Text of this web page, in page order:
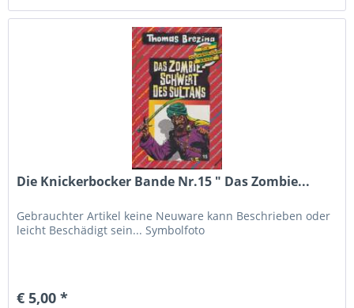
Die Knickerbocker Bande Nr.15 " Das Zombie...
Gebrauchter Artikel keine Neuware kann Beschrieben oder
leicht Beschädigt sein... Symbolfoto
€ 5,00 *